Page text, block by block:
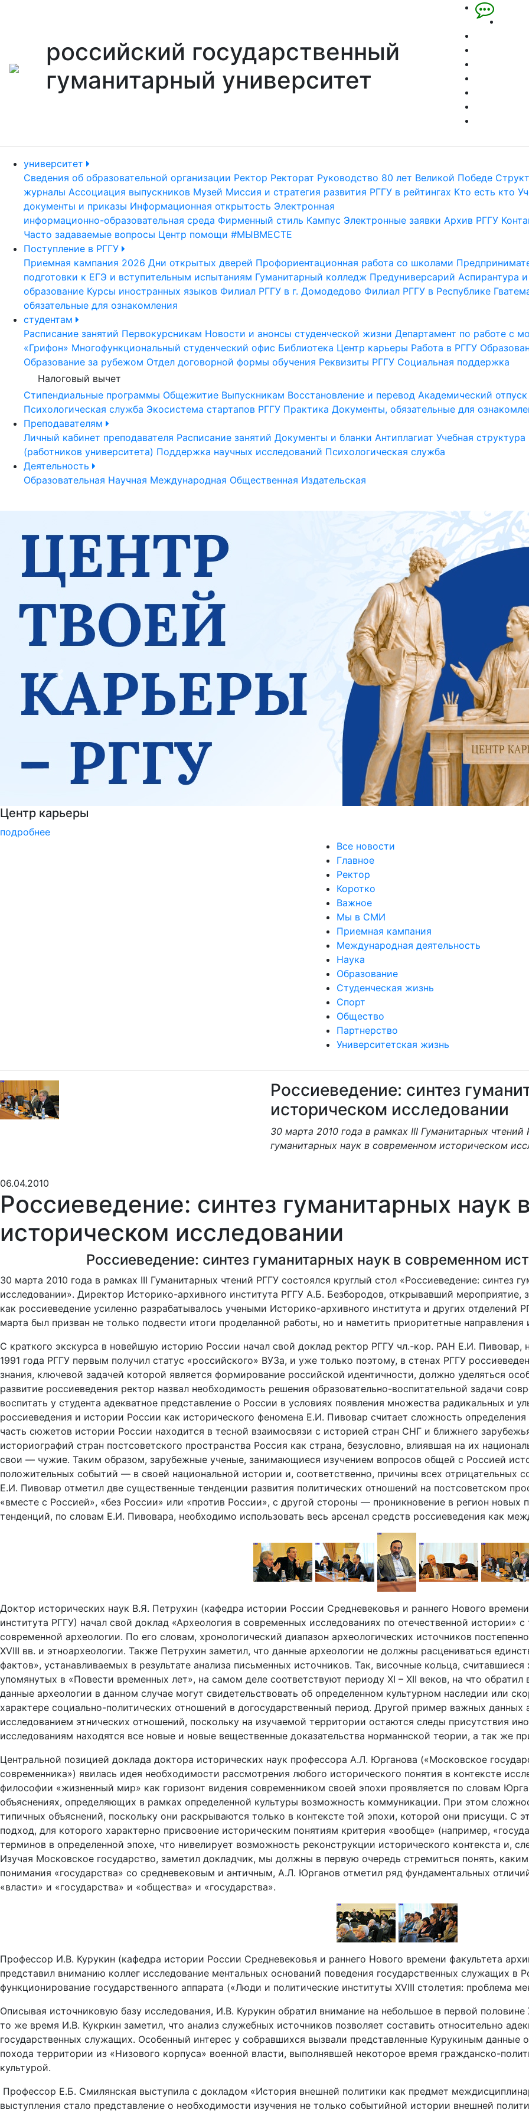
российский государственный
гуманитарный университет
университет
Сведения об образовательной организации Ректор Ректорат Руководство 80 лет Великой Победе
журналы Ассоциация выпускников Музей Миссия и стратегия развития РГГУ в рейтингах Кто есть кто
документы и приказы Информационная открытость Электронная
информационно-образовательная среда Фирменный стиль Кампус Электронные заявки Архив РГГУ
Часто задаваемые вопросы Центр помощи #МЫВМЕСТЕ
Поступление в РГГУ
Приемная кампания 2026 Дни открытых дверей Профориентационная работа со школами
подготовки к ЕГЭ и вступительным испытаниям Гуманитарный колледж Предуниверсарий Аспирантура
образование Курсы иностранных языков Филиал РГГУ в г. Домодедово Филиал РГГУ в Республике
обязательные для ознакомления
студентам
Расписание занятий Первокурсникам Новости и анонсы студенческой жизни Департамент по работе с
«Грифон» Многофункциональный студенческий офис Библиотека Центр карьеры Работа в РГГУ
Образование за рубежом Отдел договорной формы обучения Реквизиты РГГУ Социальная поддержка
Налоговый вычет
Стипендиальные программы Общежитие Выпускникам Восстановление и перевод Академический отпуск
Психологическая служба Экосистема стартапов РГГУ Практика Документы, обязательные для
Преподавателям
Личный кабинет преподавателя Расписание занятий Документы и бланки Антиплагиат Учебная структура
(работников университета) Поддержка научных исследований Психологическая служба
Деятельность
Образовательная Научная Международная Общественная Издательская
Национальные проекты России
подробнее
Previous
Все новости
Главное
Ректор
Коротко
Важное
Мы в СМИ
Приемная кампания
Международная деятельность
Наука
Образование
Студенческая жизнь
Спорт
Общество
Партнерство
Университетская жизнь
Россиеведение: синтез
историческом исследовании
30 марта 2010 года в рамках III Гуманитарных
гуманитарных наук в современном историческом
06.04.2010
Россиеведение: синтез гуманитарных наук
историческом исследовании
Россиеведение: синтез гуманитарных наук в современном
30 марта 2010 года в рамках III Гуманитарных чтений РГГУ состоялся круглый стол «Россиеведение: синтез
исследовании». Директор Историко-архивного института РГГУ А.Б. Безбородов, открывавший мероприятие,
как россиеведение усиленно разрабатывалось учеными Историко-архивного института и других отделений
марта был призван не только подвести итоги проделанной работы, но и наметить приоритетные
С краткого экскурса в новейшую историю России начал свой доклад ректор РГГУ чл.-кор. РАН Е.И. Пивовар,
1991 года РГГУ первым получил статус «российского» ВУЗа, и уже только поэтому, в стенах РГГУ
знания, ключевой задачей которой является формирование российской идентичности, должно уделяться
развитие россиеведения ректор назвал необходимость решения образовательно-воспитательной задачи
воспитать у студента адекватное представление о России в условиях появления множества радикальных и
россиеведения и истории России как исторического феномена Е.И. Пивовар считает сложность
часть сюжетов истории России находится в тесной взаимосвязи с историей стран СНГ и ближнего
историографий стран постсоветского пространства Россия как страна, безусловно, влиявшая на их
свои — чужие. Таким образом, зарубежные ученые, занимающиеся изучением вопросов общей с Россией
положительных событий — в своей национальной истории и, соответственно, причины всех отрицательных
Е.И. Пивовар отметил две существенные тенденции развития политических отношений на постсоветском
«вместе с Россией», «без России» или «против России», с другой стороны — проникновение в регион новых
тенденций, по словам Е.И. Пивовара, необходимо использовать весь арсенал средств россиеведения как
Доктор исторических наук В.Я. Петрухин (кафедра истории России Средневековья и раннего Нового
института РГГУ) начал свой доклад «Археология в современных исследованиях по отечественной истории»
современной археологии. По его словам, хронологический диапазон археологических источников
XVIII вв. и этноархеологии. Также Петрухин заметил, что данные археологии не должны расцениваться
фактов», устанавливаемых в результате анализа письменных источников. Так, височные кольца,
упомянутых в «Повести временных лет», на самом деле соответствуют периоду XI – XII веков, на что
данные археологии в данном случае могут свидетельствовать об определенном культурном наследии или
характере социально-политических отношений в догосударственный период. Другой пример важных данных
исследованием этнических отношений, поскольку на изучаемой территории остаются следы присутствия
исследованиям находятся все новые и новые вещественные доказательства норманнской теории, а так же
Центральной позицией доклада доктора исторических наук профессора А.Л. Юрганова («Московское
современника») явилась идея необходимости рассмотрения любого исторического понятия в контексте
философии «жизненный мир» как горизонт видения современником своей эпохи проявляется по словам
объяснениях, определяющих в рамках определенной культуры возможность коммуникации. При этом
типичных объяснений, поскольку они раскрываются только в контексте той эпохи, которой они присущи. С
подход, для которого характерно присвоение историческим понятиям критерия «вообще» (например,
терминов в определенной эпохе, что нивелирует возможность реконструкции исторического контекста и,
Изучая Московское государство, заметил докладчик, мы должны в первую очередь стремиться понять,
понимания «государства» со средневековым и античным, А.Л. Юрганов отметил ряд фундаментальных
«власти» и «государства» и «общества» и «государства».
Профессор И.В. Курукин (кафедра истории России Средневековья и раннего Нового времени факультета
представил вниманию коллег исследование ментальных оснований поведения государственных служащих в
функционирование государственного аппарата («Люди и политические институты XVIII столетия: проблема
Описывая источниковую базу исследования, И.В. Курукин обратил внимание на небольшое в первой
то же время И.В. Кукркин заметил, что анализ служебных источников позволяет составить относительно
государственных служащих. Особенный интерес у собравшихся вызвали представленные Курукиным данные
похода территории из «Низового корпуса» военной власти, выполнявшей некоторое время гражданско-
культурой.
Профессор Е.Б. Смилянская выступила с докладом «История внешней политики как предмет
выступления стало представление о необходимости изучения не только событийной истории внешней